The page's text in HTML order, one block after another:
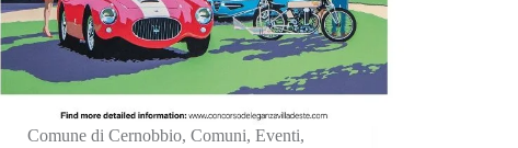
Comune di Cernobbio,Comuni,Eventi,